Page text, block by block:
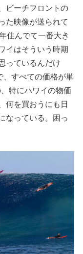
ビーチフロントの
た映像が送られて
住んでて一番大き
イはそういう時期
っているんだけ
、すべての価格が単
特にハワイの物価
何を買おうにも日
なっている。困っ